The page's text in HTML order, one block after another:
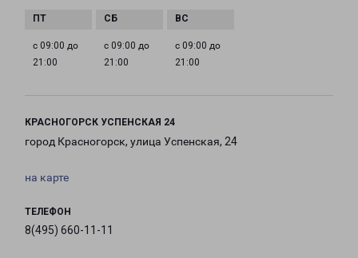
с 09:00 до
21:00
с 09:00 до
21:00
с 09:00 до
21:00
КРАСНОГОРСК УСПЕНСКАЯ 24
город Красногорск, улица Успенская, 24
на карте
ТЕЛЕФОН
8(495) 660-11-11